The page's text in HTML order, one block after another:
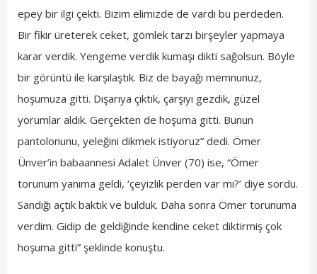
epey bir ilgi çekti. Bizim elimizde de vardı bu perdeden.
Bir fikir üreterek ceket, gömlek tarzı birşeyler yapmaya
karar verdik. Yengeme verdik kumaşı dikti sağolsun. Böyle
bir görüntü ile karşılaştık. Biz de bayağı memnunuz,
hoşumuza gitti. Dışarıya çıktık, çarşıyı gezdik, güzel
yorumlar aldık. Gerçekten de hoşuma gitti. Bunun
pantolonunu, yeleğini dikmek istiyoruz” dedi. Ömer
Ünver’in babaannesi Adalet Ünver (70) ise, “Ömer
torunum yanıma geldi, ‘çeyizlik perden var mı?’ diye sordu.
Sandığı açtık baktık ve bulduk. Daha sonra Ömer torunuma
verdim. Gidip de geldiğinde kendine ceket diktirmiş çok
hoşuma gitti” şeklinde konuştu.